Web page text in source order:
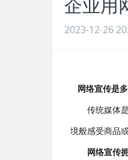
企业用
2023-12-26
网络宣传是
传统媒体
境般感受商品
网络宣传